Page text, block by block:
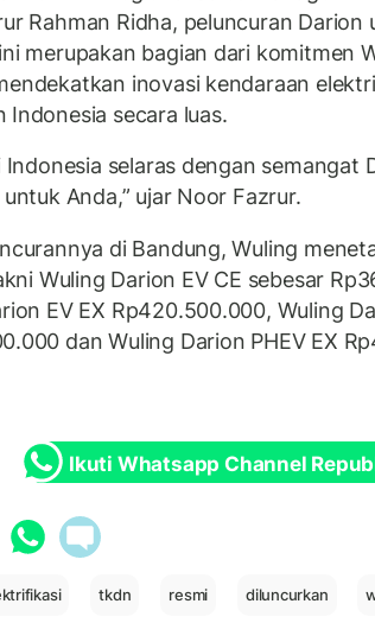
Rahman Ridha, peluncuran Darion
merupakan bagian dari komitmen
inovasi kendaraan
Indonesia secara luas.
Indonesia selaras dengan semangat
Anda,” ujar Noor Fazrur.
di Bandung, Wuling
Wuling Darion EV CE sebesar
EV EX Rp420.500.000, Wuling
dan Wuling Darion PHEV EX
Ikuti Whatsapp Channel
tkdn resmi diluncurkan